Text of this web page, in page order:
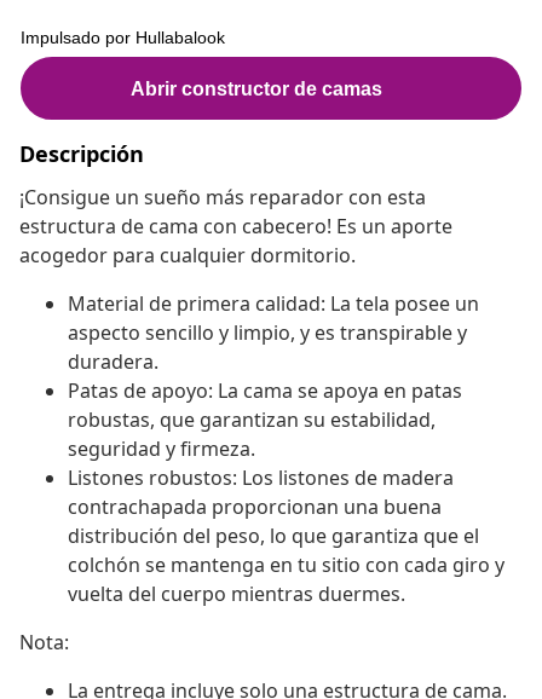
Descripción
¡Consigue un sueño más reparador con esta
estructura de cama con cabecero! Es un aporte
acogedor para cualquier dormitorio.
Material de primera calidad: La tela posee un
aspecto sencillo y limpio, y es transpirable y
duradera.
Patas de apoyo: La cama se apoya en patas
robustas, que garantizan su estabilidad,
seguridad y firmeza.
Listones robustos: Los listones de madera
contrachapada proporcionan una buena
distribución del peso, lo que garantiza que el
colchón se mantenga en tu sitio con cada giro y
vuelta del cuerpo mientras duermes.
Nota:
La entrega incluye solo una estructura de cama.